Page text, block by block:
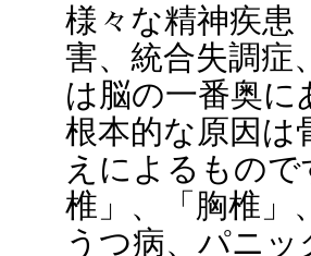
様々な精神疾患
害、統合失調症
は脳の一番奥に
根本的な原因は
えによるもの
椎」、「胸椎」
うつ病、パニ